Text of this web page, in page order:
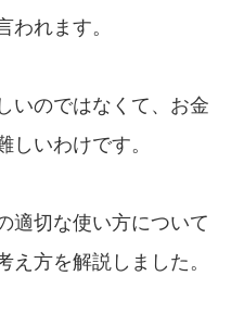
われます。
いのではなくて、お金
しいわけです。
適切な使い方について
え方を解説しました。